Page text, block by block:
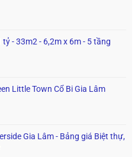
tỷ - 33m2 - 6,2m x 6m - 5 tầng
Little Town Cổ Bi Gia Lâm
Gia Lâm - Bảng giá Biệt thự,